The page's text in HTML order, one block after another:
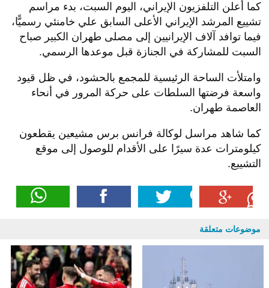
كما أعلن التلفزيون الإيراني، اليوم السبت، بدء مراسم
تشييع المرشد الإيراني الأعلى السابق علي خامنئي رسميًّا،
فيما توافد آلاف الإيرانيين إلى مصلى طهران الكبير صباح
السبت للمشاركة في الجنازة قبل موعدها الرسمي.
وامتلأت الساحة الرئيسية للمجمع بالحشود، في ظل قيود
واسعة فرضتها السلطات على حركة المرور في أنحاء
العاصمة طهران.
كما شاهد مراسل لوكالة فرانس برس مشيعين يقطعون
كيلومترات عدة سيرًا على الأقدام للوصول إلى موقع
التشييع.
موضوعات متعلقة